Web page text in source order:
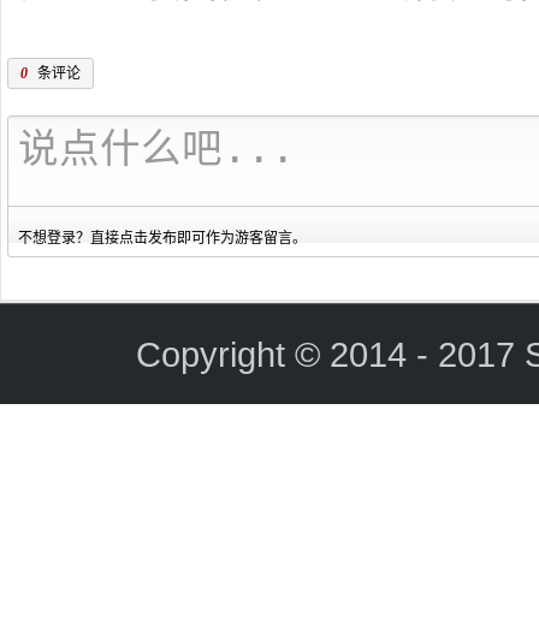
0 条评论
不想登录？直接点击发布即可作为游客留言。
Copyright © 2014 - 2017